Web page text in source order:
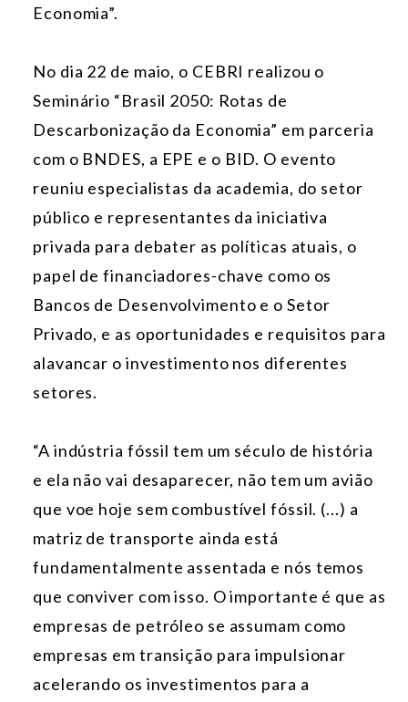
Economia”.
No dia 22 de maio, o CEBRI realizou o
Seminário “Brasil 2050: Rotas de
Descarbonização da Economia” em parceria
com o BNDES, a EPE e o BID. O evento
reuniu especialistas da academia, do setor
público e representantes da iniciativa
privada para debater as políticas atuais, o
papel de financiadores-chave como os
Bancos de Desenvolvimento e o Setor
Privado, e as oportunidades e requisitos para
alavancar o investimento nos diferentes
setores.
“A indústria fóssil tem um século de história
e ela não vai desaparecer, não tem um avião
que voe hoje sem combustível fóssil. (...) a
matriz de transporte ainda está
fundamentalmente assentada e nós temos
que conviver com isso. O importante é que as
empresas de petróleo se assumam como
empresas em transição para impulsionar
acelerando os investimentos para a